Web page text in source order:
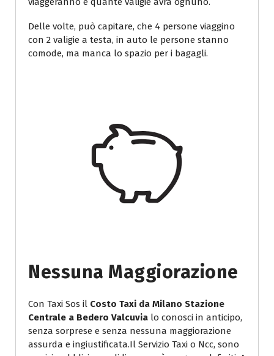
Delle volte, può capitare, che 4 persone viaggino
con 2 valigie a testa, in auto le persone stanno
comode, ma manca lo spazio per i bagagli.
Nessuna Maggiorazione
Con Taxi Sos il Costo Taxi da Milano Stazione
Centrale a Bedero Valcuvia lo conosci in anticipo,
senza sorprese e senza nessuna maggiorazione
assurda e ingiustificata.Il Servizio Taxi o Ncc, sono